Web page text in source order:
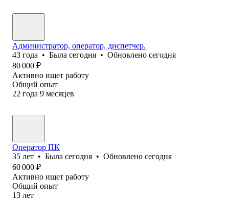
Администратор, оператор, диспетчер.
43 года • Была сегодня • Обновлено сегодня
80 000 ₽
Активно ищет работу
Общий опыт
22 года 9 месяцев
Оператор ПК
35 лет • Была сегодня • Обновлено сегодня
60 000 ₽
Активно ищет работу
Общий опыт
13 лет